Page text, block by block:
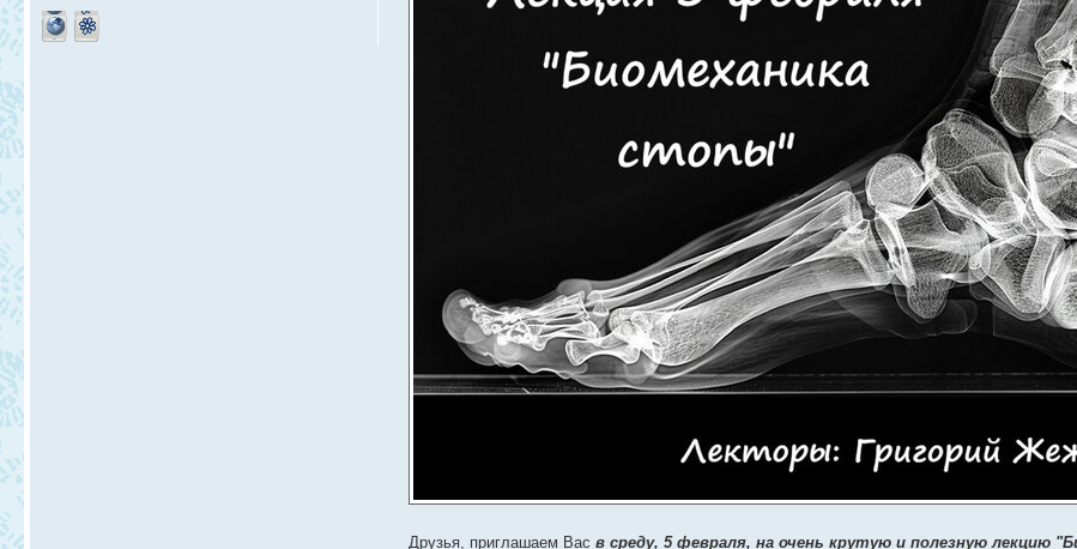
Друзья, приглашаем Вас в среду, 5 февраля, на очень крутую и полезную лекцию